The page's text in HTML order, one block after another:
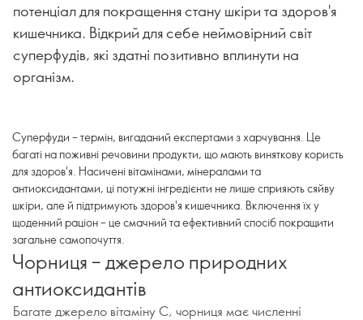
потенціал для покращення стану шкіри та здоров'я
кишечника. Відкрий для себе неймовірний світ
суперфудів, які здатні позитивно вплинути на
організм.
Суперфуди – термін, вигаданий експертами з харчування. Це
багаті на поживні речовини продукти, що мають виняткову користь
для здоров'я. Насичені вітамінами, мінералами та
антиоксидантами, ці потужні інгредієнти не лише сприяють сяйву
шкіри, але й підтримують здоров'я кишечника. Включення їх у
щоденний раціон – це смачний та ефективний спосіб покращити
загальне самопочуття.
Чорниця – джерело природних
антиоксидантів
Багате джерело вітаміну С, чорниця має численні